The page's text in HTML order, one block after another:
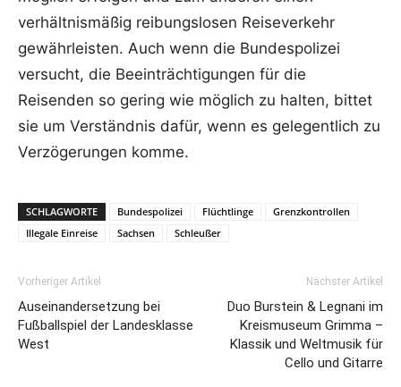
verhältnismäßig reibungslosen Reiseverkehr
gewährleisten. Auch wenn die Bundespolizei
versucht, die Beeinträchtigungen für die
Reisenden so gering wie möglich zu halten, bittet
sie um Verständnis dafür, wenn es gelegentlich zu
Verzögerungen komme.
SCHLAGWORTE Bundespolizei Flüchtlinge
Grenzkontrollen
Illegale Einreise
Sachsen Schleußer
Vorheriger Artikel
Auseinandersetzung bei
Fußballspiel der Landesklasse
West
Nächster Artikel
Duo Burstein & Legnani im
Kreismuseum Grimma –
Klassik und Weltmusik für
Cello und Gitarre